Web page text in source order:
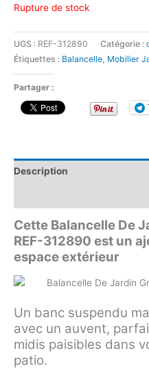
Rupture de stock
UGS : REF-312890 Catégorie :
Étiquettes : Balancelle Mobilier
Partager :
Description
Cette Balancelle De
REF-312890 est un
espace extérieur
Un banc suspendu
avec un auvent,
midis paisibles dans
patio.